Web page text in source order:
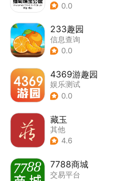
0.0
233趣园
信息查询
0.0
4369游趣园
娱乐测试
0.0
藏玉
其他
4.6
7788商城
交易平台